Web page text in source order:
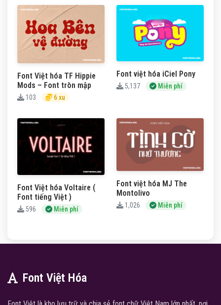
Font Việt hóa TF Hippie
Mods – Font tròn mập
103 6 xu
Font việt hóa iCiel Pony
5,137 Miễn phí
Font Việt hóa Voltaire (
Font tiếng Việt )
596 Miễn phí
Font việt hóa MJ The
Montolivo
1,026 Miễn phí
Font Việt Hóa